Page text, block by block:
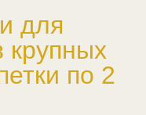
для
крупных
по 2